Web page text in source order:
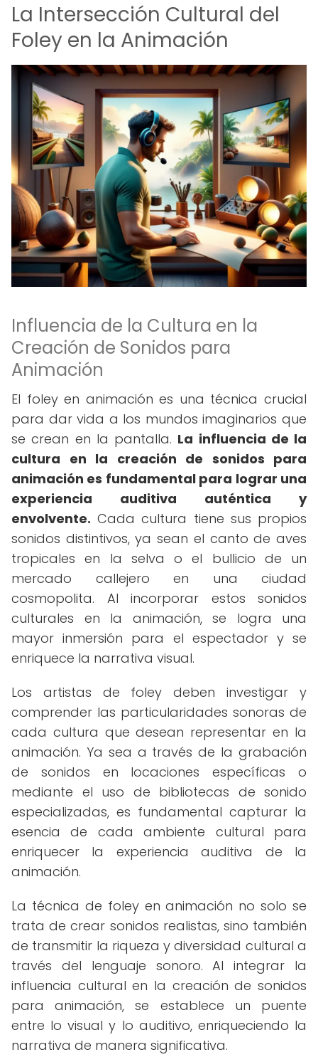
La Intersección Cultural del
Foley en la Animación
Influencia de la Cultura en la
Creación de Sonidos para
Animación
El foley en animación es una técnica crucial
para dar vida a los mundos imaginarios que
se crean en la pantalla. La influencia de la
cultura en la creación de sonidos para
animación es fundamental para lograr una
experiencia auditiva auténtica y
envolvente. Cada cultura tiene sus propios
sonidos distintivos, ya sean el canto de aves
tropicales en la selva o el bullicio de un
mercado callejero en una ciudad
cosmopolita. Al incorporar estos sonidos
culturales en la animación, se logra una
mayor inmersión para el espectador y se
enriquece la narrativa visual.
Los artistas de foley deben investigar y
comprender las particularidades sonoras de
cada cultura que desean representar en la
animación. Ya sea a través de la grabación
de sonidos en locaciones específicas o
mediante el uso de bibliotecas de sonido
especializadas, es fundamental capturar la
esencia de cada ambiente cultural para
enriquecer la experiencia auditiva de la
animación.
La técnica de foley en animación no solo se
trata de crear sonidos realistas, sino también
de transmitir la riqueza y diversidad cultural a
través del lenguaje sonoro. Al integrar la
influencia cultural en la creación de sonidos
para animación, se establece un puente
entre lo visual y lo auditivo, enriqueciendo la
narrativa de manera significativa.